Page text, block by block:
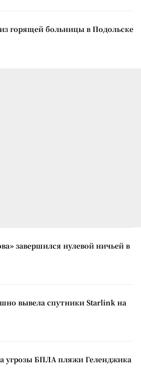
горящей больницы в Подольске
завершился нулевой ничьей в
вывела спутники Starlink на
угрозы БПЛА пляжи Геленджика